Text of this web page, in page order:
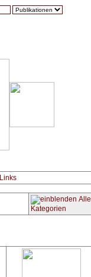
Links
Alle
Kategorien